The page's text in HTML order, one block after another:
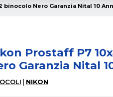
binocolo Nero Garanzia Nital 10
Prostaff P7
Garanzia Nital
NIKON